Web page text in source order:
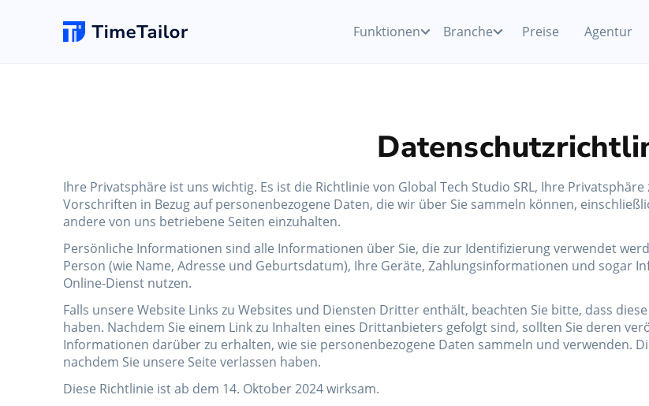
Funktionen
Zahlungen mit Ihrem Smartphone
Salon Website Unbegrenzte Änderungen
Wachsen Sie Ihr Geschäft mit einer neuen
professionellen Website & Logo
Terminplaner Software
Verwalten Sie Buchungen & sehen Sie
Kassensystem Software
Machen Sie den Checkout schnell mit Ihrem
eigenen Smartphone POS
Teammanagement
und individuelle KPIs
Branche
Spa
Preise Agentur
Ihre Privatsphäre ist uns wichtig. Es ist die Richtlinie von Global Tech Studio SRL, Ihre
Vorschriften in Bezug auf personenbezogene Daten, die wir über Sie sammeln können,
andere von uns betriebene Seiten einzuhalten.
Persönliche Informationen sind alle Informationen über Sie, die zur Identifizierung verwendet
Person (wie Name, Adresse und Geburtsdatum), Ihre Geräte, Zahlungsinformationen und sogar
Online-Dienst nutzen.
Falls unsere Website Links zu Websites und Diensten Dritter enthält, beachten Sie bitte, dass
haben. Nachdem Sie einem Link zu Inhalten eines Drittanbieters gefolgt sind, sollten Sie deren
Informationen darüber zu erhalten, wie sie personenbezogene Daten sammeln und verwenden.
nachdem Sie unsere Seite verlassen haben.
Diese Richtlinie ist ab dem 14. Oktober 2024 wirksam.